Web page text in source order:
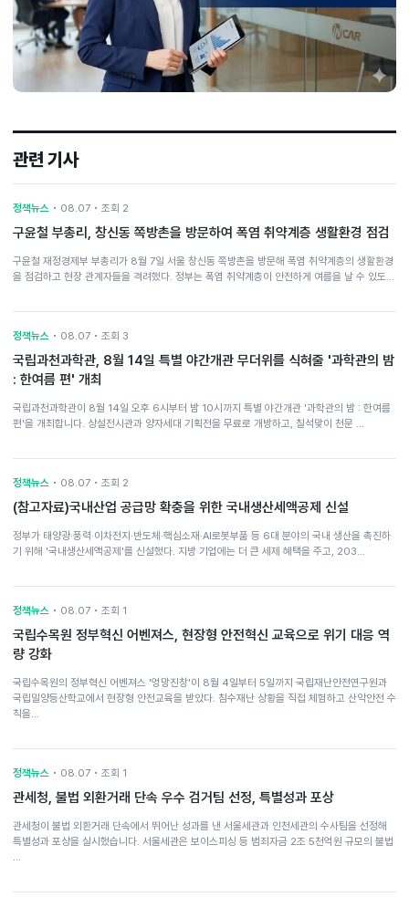
관련 기사
정책뉴스 • 08.07 • 조회 2
구윤철 부총리, 창신동 쪽방촌을 방문하여 폭염 취약계층 생활환경 점검
구윤철 재정경제부 부총리가 8월 7일 서울 창신동 쪽방촌을 방문해 폭염 취약계층의 생활환경
을 점검하고 현장 관계자들을 격려했다. 정부는 폭염 취약계층이 안전하게 여름을 날 수 있도…
정책뉴스 • 08.07 • 조회 3
국립과천과학관, 8월 14일 특별 야간개관 무더위를 식혀줄 '과학관의 밤
: 한여름 편' 개최
국립과천과학관이 8월 14일 오후 6시부터 밤 10시까지 특별 야간개관 '과학관의 밤 : 한여름
편'을 개최합니다. 상설전시관과 양자세대 기획전을 무료로 개방하고, 칠석맞이 천문 …
정책뉴스 • 08.07 • 조회 2
(참고자료)국내산업 공급망 확충을 위한 국내생산세액공제 신설
정부가 태양광·풍력·이차전지·반도체·핵심소재·AI로봇부품 등 6대 분야의 국내 생산을 촉진하
기 위해 '국내생산세액공제'를 신설했다. 지방 기업에는 더 큰 세제 혜택을 주고, 203…
정책뉴스 • 08.07 • 조회 1
국립수목원 정부혁신 어벤져스, 현장형 안전혁신 교육으로 위기 대응 역
량 강화
국립수목원의 정부혁신 어벤져스 '엉망진창'이 8월 4일부터 5일까지 국립재난안전연구원과
국립밀양등산학교에서 현장형 안전교육을 받았다. 침수재난 상황을 직접 체험하고 산악안전 수
칙을…
정책뉴스 • 08.07 • 조회 1
관세청, 불법 외환거래 단속 우수 검거팀 선정, 특별성과 포상
관세청이 불법 외환거래 단속에서 뛰어난 성과를 낸 서울세관과 인천세관의 수사팀을 선정해
특별성과 포상을 실시했습니다. 서울세관은 보이스피싱 등 범죄자금 2조 5천억원 규모의 불법